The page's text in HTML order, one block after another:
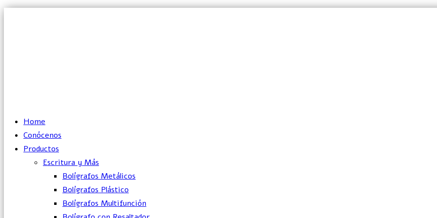
Home
Conócenos
Productos
Escritura y Más
Bolígrafos Metálicos
Bolígrafos Plástico
Bolígrafos Multifunción